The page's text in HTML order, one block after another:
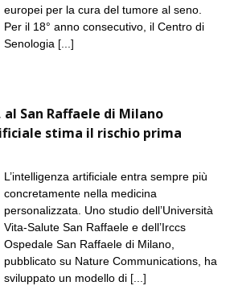
europei per la cura del tumore al seno.
Per il 18° anno consecutivo, il Centro di
Senologia [...]
San Raffaele di Milano
stima il rischio prima
L’intelligenza artificiale entra sempre più
concretamente nella medicina
personalizzata. Uno studio dell’Università
Vita-Salute San Raffaele e dell’Irccs
Ospedale San Raffaele di Milano,
pubblicato su Nature Communications, ha
sviluppato un modello di [...]